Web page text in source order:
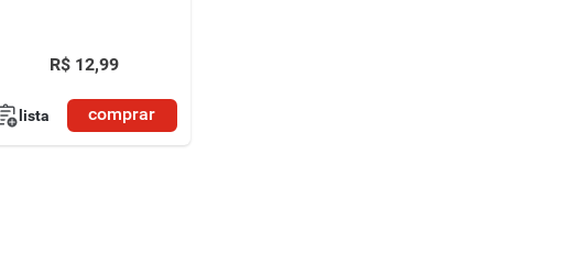
R$ 12,99
lista comprar